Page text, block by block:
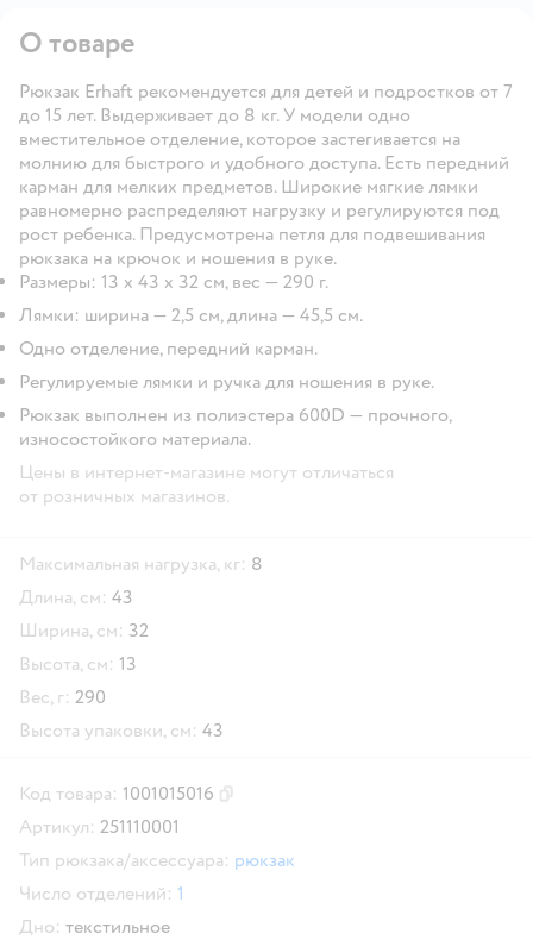
О товаре
Рюкзак Erhaft рекомендуется для детей и подростков от 7
до 15 лет. Выдерживает до 8 кг. У модели одно
вместительное отделение, которое застегивается на
молнию для быстрого и удобного доступа. Есть передний
карман для мелких предметов. Широкие мягкие лямки
равномерно распределяют нагрузку и регулируются под
рост ребенка. Предусмотрена петля для подвешивания
рюкзака на крючок и ношения в руке.
Размеры: 13 х 43 х 32 см, вес — 290 г.
Лямки: ширина — 2,5 см, длина — 45,5 см.
Одно отделение, передний карман.
Регулируемые лямки и ручка для ношения в руке.
Рюкзак выполнен из полиэстера 600D — прочного,
износостойкого материала.
Цены в интернет-магазине могут отличаться
от розничных магазинов.
Максимальная нагрузка, кг: 8
Длина, см: 43
Ширина, см: 32
Высота, см: 13
Вес, г: 290
Высота упаковки, см: 43
Код товара: 1001015016
Артикул: 251110001
Тип рюкзака/аксессуара: рюкзак
Число отделений: 1
Дно: текстильное